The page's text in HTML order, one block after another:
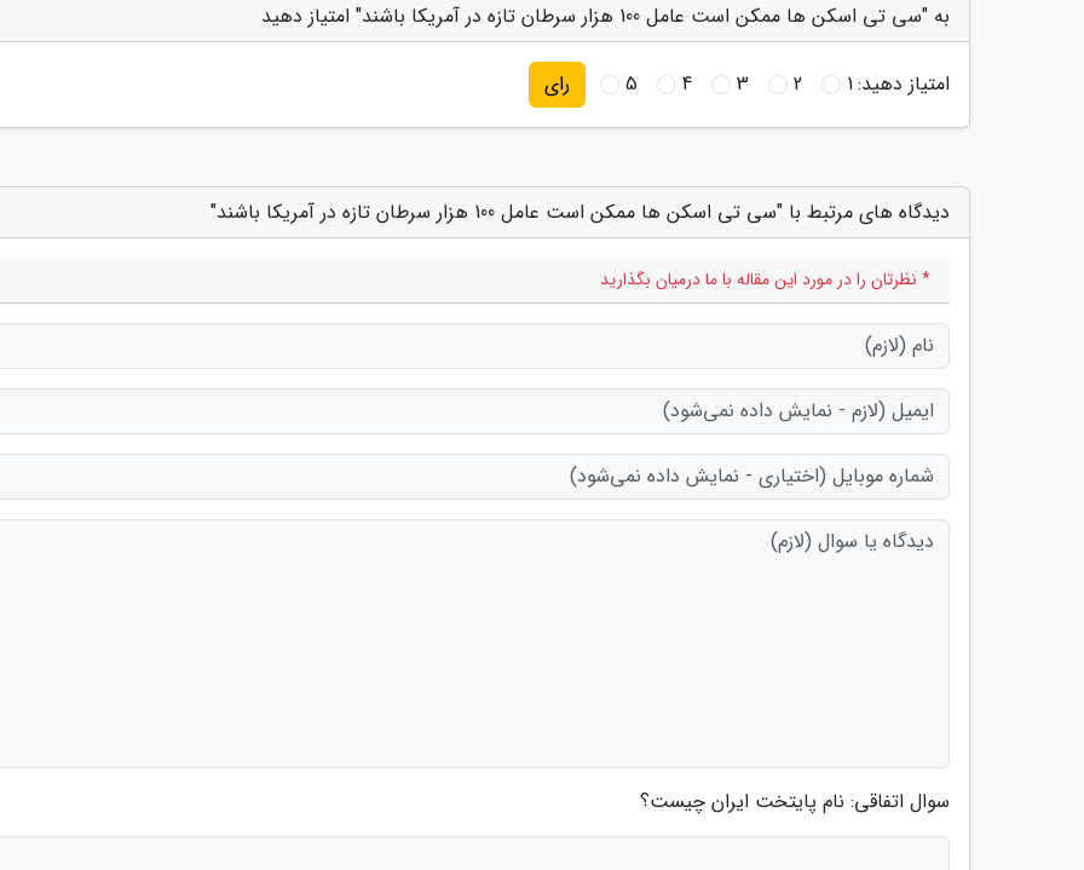
به "سی تی اسکن ها ممکن است عامل 100 هزار سرطان تازه در آمریکا باشند" امتیاز دهید
امتیاز دهید:1
2
3
4
5 رای
دیدگاه های مرتبط با "سی تی اسکن ها ممکن است عامل 100 هزار سرطان تازه در آمریکا باشند"
* نظرتان را در مورد این مقاله با ما درمیان بگذارید
سوال اتفاقی: نام پایتخت ایران چیست؟